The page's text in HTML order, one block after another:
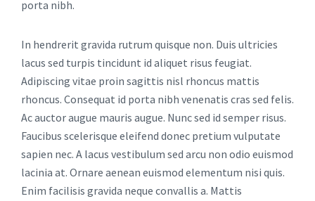
porta nibh.
In hendrerit gravida rutrum quisque non. Duis ultricies
lacus sed turpis tincidunt id aliquet risus feugiat.
Adipiscing vitae proin sagittis nisl rhoncus mattis
rhoncus. Consequat id porta nibh venenatis cras sed felis.
Ac auctor augue mauris augue. Nunc sed id semper risus.
Faucibus scelerisque eleifend donec pretium vulputate
sapien nec. A lacus vestibulum sed arcu non odio euismod
lacinia at. Ornare aenean euismod elementum nisi quis.
Enim facilisis gravida neque convallis a. Mattis